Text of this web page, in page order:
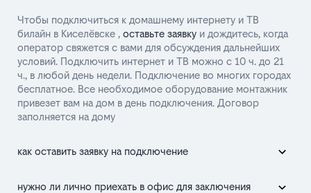
Чтобы подключиться к домашнему интернету и ТВ
билайн в Киселёвске , оставьте заявкуи дождитесь, когда
оператор свяжется с вами для обсуждения дальнейших
условий. Подключить интернет и ТВ можно с 10 ч. до 21
ч., в любой день недели. Подключение во многих городах
бесплатное. Все необходимое оборудование монтажник
привезет вам на дом в день подключения. Договор
заполняется на дому
как оставить заявку на подключение
нужно ли лично приехать в офис для заключения